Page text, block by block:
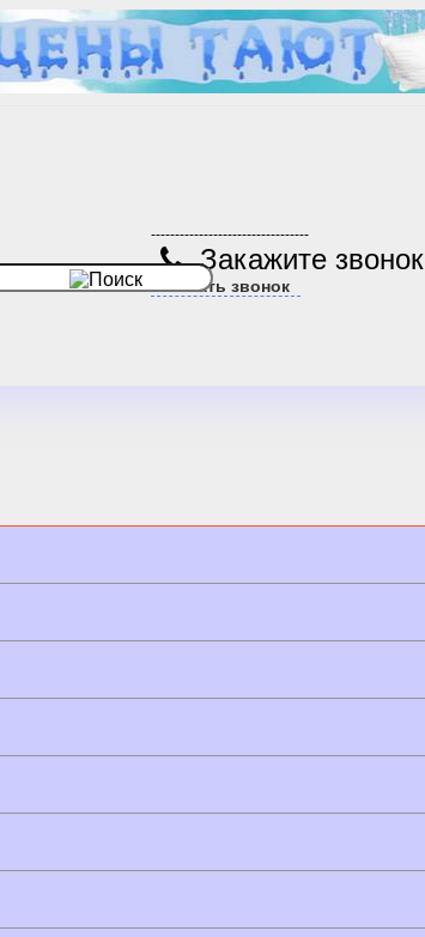
---------------------------------
Закажите звонок
Заказать звонок